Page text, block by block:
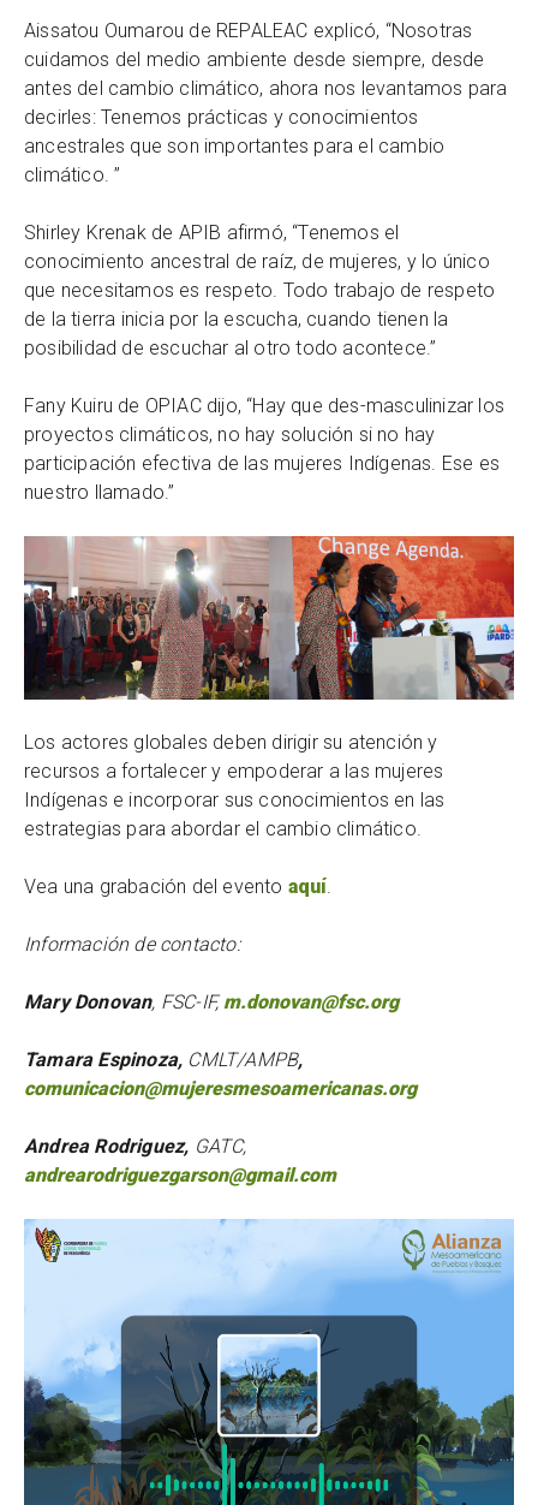
Aissatou Oumarou de REPALEAC explicó, “Nosotras
cuidamos del medio ambiente desde siempre, desde
antes del cambio climático, ahora nos levantamos para
decirles: Tenemos prácticas y conocimientos
ancestrales que son importantes para el cambio
climático. ”
Shirley Krenak de APIB afirmó, “Tenemos el
conocimiento ancestral de raíz, de mujeres, y lo único
que necesitamos es respeto. Todo trabajo de respeto
de la tierra inicia por la escucha, cuando tienen la
posibilidad de escuchar al otro todo acontece.”
Fany Kuiru de OPIAC dijo, “Hay que des-masculinizar los
proyectos climáticos, no hay solución si no hay
participación efectiva de las mujeres Indígenas. Ese es
nuestro llamado.”
Los actores globales deben dirigir su atención y
recursos a fortalecer y empoderar a las mujeres
Indígenas e incorporar sus conocimientos en las
estrategias para abordar el cambio climático.
Vea una grabación del evento aquí.
Información de contacto:
Mary Donovan, FSC-IF,m.donovan@fsc.org
Tamara Espinoza, CMLT/AMPB,
comunicacion@mujeresmesoamericanas.org
Andrea Rodriguez, GATC,
andrearodriguezgarson@gmail.com